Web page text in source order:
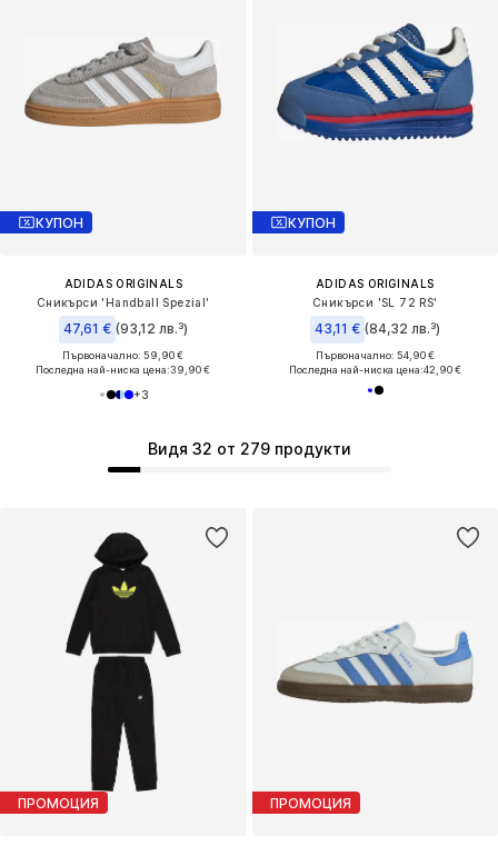
КУПОН
ADIDAS ORIGINALS
Сникърси 'Handball Spezial'
47,61 € (93,12 лв.³)
Първоначално: 59,90 €
Последна най-ниска цена:39,90 €
+3
КУПОН
ADIDAS ORIGINALS
Сникърси 'SL 72 RS'
43,11 € (84,32 лв.³)
Първоначално: 54,90 €
Последна най-ниска цена:42,90 €
Видя 32 от 279 продукти
ПРОМОЦИЯ ПРОМОЦИЯ